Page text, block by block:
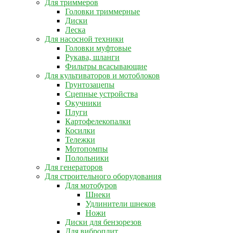
Для триммеров
Головки триммерные
Диски
Леска
Для насосной техники
Головки муфтовые
Рукава, шланги
Фильтры всасывающие
Для культиваторов и мотоблоков
Грунтозацепы
Сцепные устройства
Окучники
Плуги
Картофелекопалки
Косилки
Тележки
Мотопомпы
Полольники
Для генераторов
Для строительного оборудования
Для мотобуров
Шнеки
Удлинители шнеков
Ножи
Диски для бензорезов